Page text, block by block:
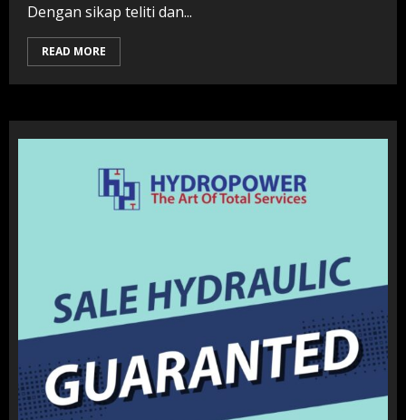
Dengan sikap teliti dan...
READ MORE